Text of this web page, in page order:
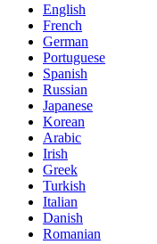
English
French
German
Portuguese
Spanish
Russian
Japanese
Korean
Arabic
Irish
Greek
Turkish
Italian
Danish
Romanian